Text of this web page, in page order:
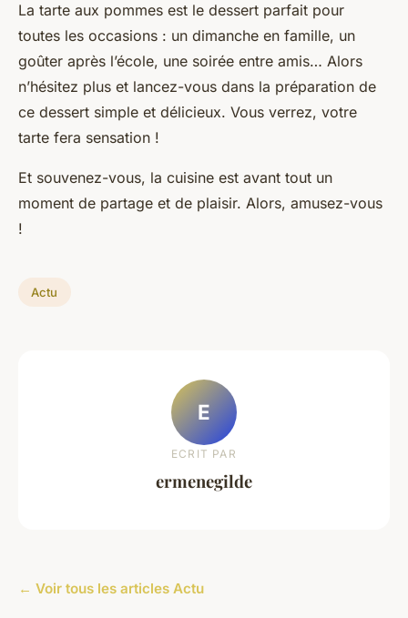
La tarte aux pommes est le dessert parfait pour
toutes les occasions : un dimanche en famille, un
goûter après l’école, une soirée entre amis… Alors
n’hésitez plus et lancez-vous dans la préparation de
ce dessert simple et délicieux. Vous verrez, votre
tarte fera sensation !
Et souvenez-vous, la cuisine est avant tout un
moment de partage et de plaisir. Alors, amusez-vous
!
Actu
E
ECRIT PAR
ermenegilde
← Voir tous les articles Actu